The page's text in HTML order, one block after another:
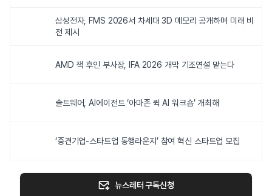
삼성전자, FMS 2026서 차세대 3D 메모리 공개하며 미래 비
전 제시
AMD 잭 후인 부사장, IFA 2026 개막 기조연설 맡는다
솔트웨어, AI에이전트 ‘아마존 퀵 AI 워크숍’ 개최해
‘중견기업-스타트업 동행라운지’ 참여 혁신 스타트업 모집
뉴스레터 구독신청